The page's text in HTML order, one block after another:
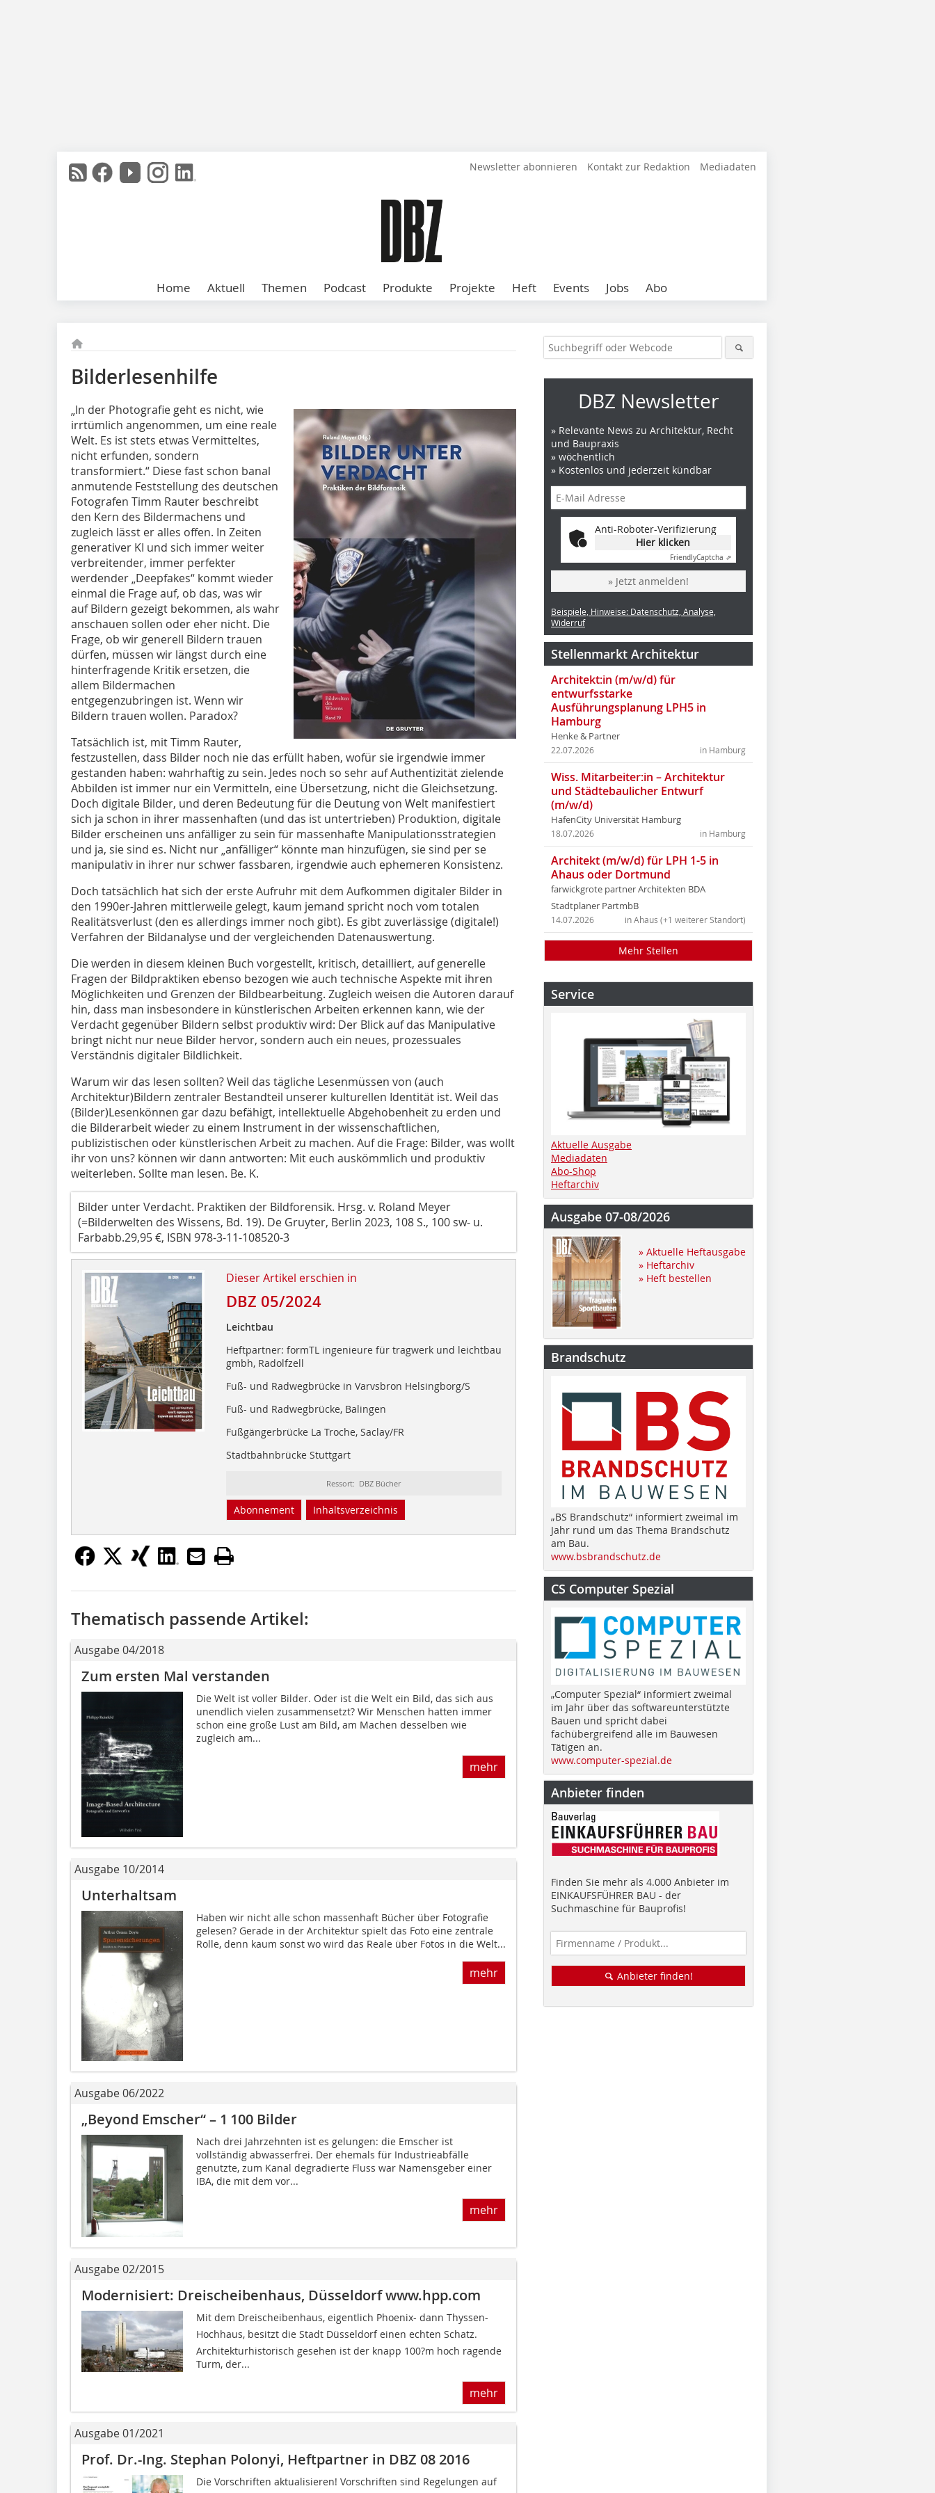
Newsletter abonnieren Kontakt zur Redaktion Mediadaten
Home Aktuell Themen Podcast Produkte Projekte Heft Events Jobs Abo
Bilderlesenhilfe
„In der Photografie geht es nicht, wie
irrtümlich angenommen, um eine reale
Welt. Es ist stets etwas Vermitteltes,
nicht erfunden, sondern
transformiert.“ Diese fast schon banal
anmutende Feststellung des deutschen
Fotografen Timm Rauter beschreibt
den Kern des Bildermachens und
zugleich lässt er alles offen. In Zeiten
generativer KI und sich immer weiter
verbreitender, immer perfekter
werdender „Deepfakes“ kommt wieder
einmal die Frage auf, ob das, was wir
auf Bildern gezeigt bekommen, als wahr
anschauen sollen oder eher nicht. Die
Frage, ob wir generell Bildern trauen
dürfen, müssen wir längst durch eine
hinterfragende Kritik ersetzen, die
allem Bildermachen
entgegenzubringen ist. Wenn wir
Bildern trauen wollen. Paradox?
Tatsächlich ist, mit Timm Rauter,
festzustellen, dass Bilder noch nie das erfüllt haben, wofür sie irgendwie immer
gestanden haben: wahrhaftig zu sein. Jedes noch so sehr auf Authentizität zielende
Abbilden ist immer nur ein Vermitteln, eine Übersetzung, nicht die Gleichsetzung.
Doch digitale Bilder, und deren Bedeutung für die Deutung von Welt manifestiert
sich ja schon in ihrer massenhaften (und das ist untertrieben) Produktion, digitale
Bilder erscheinen uns anfälliger zu sein für massenhafte Manipulationsstrategien
und ja, sie sind es. Nicht nur „anfälliger“ könnte man hinzufügen, sie sind per se
manipulativ in ihrer nur schwer fassbaren, irgendwie auch ephemeren Konsistenz.
Doch tatsächlich hat sich der erste Aufruhr mit dem Aufkommen digitaler Bilder in
den 1990er-Jahren mittlerweile gelegt, kaum jemand spricht noch vom totalen
Realitätsverlust (den es allerdings immer noch gibt). Es gibt zuverlässige (digitale!)
Verfahren der Bildanalyse und der vergleichenden Datenauswertung.
Die werden in diesem kleinen Buch vorgestellt, kritisch, detailliert, auf generelle
Fragen der Bildpraktiken ebenso bezogen wie auch technische Aspekte mit ihren
Möglichkeiten und Grenzen der Bildbearbeitung. Zugleich weisen die Autoren darauf
hin, dass man insbesondere in künstlerischen Arbeiten erkennen kann, wie der
Verdacht gegenüber Bildern selbst produktiv wird: Der Blick auf das Manipulative
bringt nicht nur neue Bilder hervor, sondern auch ein neues, prozessuales
Verständnis digitaler Bildlichkeit.
Warum wir das lesen sollten? Weil das tägliche Lesenmüssen von (auch
Architektur)Bildern zentraler Bestandteil unserer kulturellen Identität ist. Weil das
(Bilder)Lesenkönnen gar dazu befähigt, intellektuelle Abgehobenheit zu erden und
die Bilderarbeit wieder zu einem Instrument in der wissenschaftlichen,
publizistischen oder künstlerischen Arbeit zu machen. Auf die Frage: Bilder, was wollt
ihr von uns? können wir dann antworten: Mit euch auskömmlich und produktiv
weiterleben. Sollte man lesen. Be. K.
Bilder unter Verdacht. Praktiken der Bildforensik. Hrsg. v. Roland Meyer
(=Bilderwelten des Wissens, Bd. 19). De Gruyter, Berlin 2023, 108 S., 100 sw- u.
Farbabb.29,95 €, ISBN 978-3-11-108520-3
Dieser Artikel erschien in
DBZ 05/2024
Leichtbau
Heftpartner: formTL ingenieure für tragwerk und leichtbau
gmbh, Radolfzell
Fuß- und Radwegbrücke in Varvsbron Helsingborg/S
Fuß- und Radwegbrücke, Balingen
Fußgängerbrücke La Troche, Saclay/FR
Stadtbahnbrücke Stuttgart
Ressort: DBZ Bücher
Abonnement Inhaltsverzeichnis
Thematisch passende Artikel:
Ausgabe 04/2018
Zum ersten Mal verstanden
Die Welt ist voller Bilder. Oder ist die Welt ein Bild, das sich aus
unendlich vielen zusammensetzt? Wir Menschen hatten immer
schon eine große Lust am Bild, am Machen desselben wie
zugleich am...
mehr
Ausgabe 10/2014
Unterhaltsam
Haben wir nicht alle schon massenhaft Bücher über Fotografie
gelesen? Gerade in der Architektur spielt das Foto eine zentrale
Rolle, denn kaum sonst wo wird das Reale über Fotos in die Welt...
mehr
Ausgabe 06/2022
„Beyond Emscher“ – 1 100 Bilder
Nach drei Jahrzehnten ist es gelungen: die Emscher ist
vollständig abwasserfrei. Der ehemals für Industrieabfälle
genutzte, zum Kanal degradierte Fluss war Namensgeber einer
IBA, die mit dem vor...
mehr
Ausgabe 02/2015
Modernisiert: Dreischeibenhaus, Düsseldorf www.hpp.com
Mit dem Dreischeibenhaus, eigentlich Phoenix- dann Thyssen-
Hochhaus, besitzt die Stadt Düsseldorf einen echten Schatz.
Architekturhistorisch gesehen ist der knapp 100?m hoch ragende
Turm, der...
mehr
Ausgabe 01/2021
Prof. Dr.-Ing. Stephan Polonyi, Heftpartner in DBZ 08 2016
Die Vorschriften aktualisieren! Vorschriften sind Regelungen auf
DBZ Newsletter
» Relevante News zu Architektur, Recht
und Baupraxis
» wöchentlich
» Kostenlos und jederzeit kündbar
Anti-Roboter-Verifizierung
Hier klicken
FriendlyCaptcha ⇗
» Jetzt anmelden!
Beispiele, Hinweise: Datenschutz, Analyse,
Widerruf
Stellenmarkt Architektur
Architekt:in (m/w/d) für
entwurfsstarke
Ausführungsplanung LPH5 in
Hamburg
Henke & Partner
in Hamburg
22.07.2026
Wiss. Mitarbeiter:in – Architektur
und Städtebaulicher Entwurf
(m/w/d)
HafenCity Universität Hamburg
in Hamburg
18.07.2026
Architekt (m/w/d) für LPH 1-5 in
Ahaus oder Dortmund
farwickgrote partner Architekten BDA
Stadtplaner PartmbB
in Ahaus (+1 weiterer Standort)
14.07.2026
Mehr Stellen
Service
Aktuelle Ausgabe
Mediadaten
Abo-Shop
Heftarchiv
Ausgabe 07-08/2026
» Aktuelle Heftausgabe
» Heftarchiv
» Heft bestellen
Brandschutz
„BS Brandschutz“ informiert zweimal im
Jahr rund um das Thema Brandschutz
am Bau.
www.bsbrandschutz.de
CS Computer Spezial
„Computer Spezial“ informiert zweimal
im Jahr über das softwareunterstützte
Bauen und spricht dabei
fachübergreifend alle im Bauwesen
Tätigen an.
www.computer-spezial.de
Anbieter finden
Finden Sie mehr als 4.000 Anbieter im
EINKAUFSFÜHRER BAU - der
Suchmaschine für Bauprofis!
Anbieter finden!